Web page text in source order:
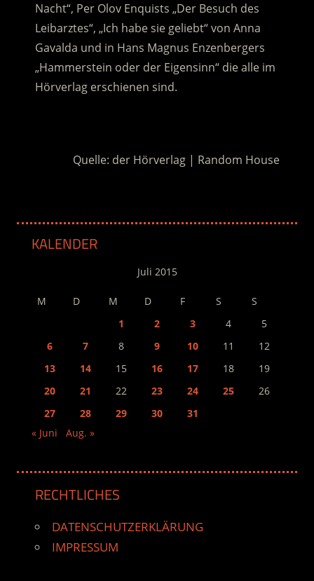
Nacht“, Per Olov Enquists „Der Besuch des
Leibarztes“, „Ich habe sie geliebt“ von Anna
Gavalda und in Hans Magnus Enzenbergers
„Hammerstein oder der Eigensinn“ die alle im
Hörverlag erschienen sind.
Quelle: der Hörverlag | Random House
KALENDER
Juli 2015
M D M D F S
S
1
2 3 4
5
6
7 8 9 10 11
12
13
14 15 16 17 18
19
20
21 22 23 24 25
26
27
28 29 30
31
« Juni
Aug. »
RECHTLICHES
DATENSCHUTZERKLÄRUNG
IMPRESSUM